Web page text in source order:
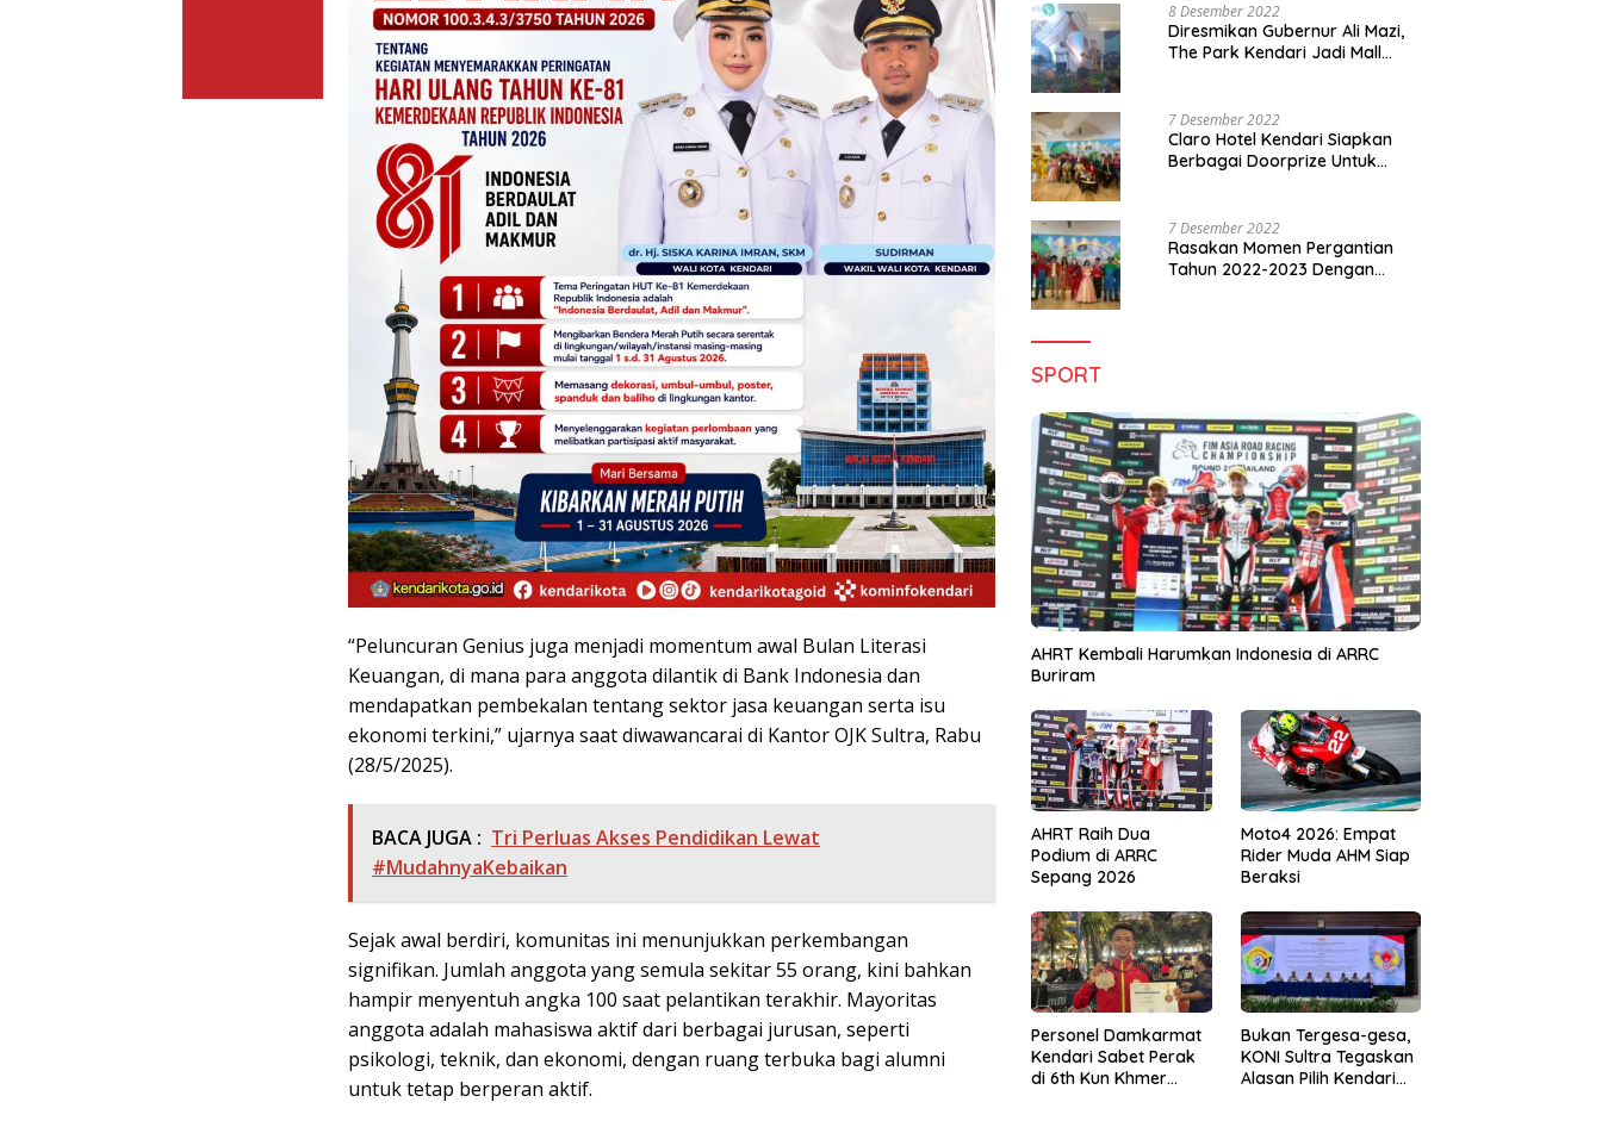
“Peluncuran Genius juga menjadi momentum awal Bulan Literasi
Keuangan, di mana para anggota dilantik di Bank Indonesia dan
mendapatkan pembekalan tentang sektor jasa keuangan serta isu
ekonomi terkini,” ujarnya saat diwawancarai di Kantor OJK Sultra, Rabu
(28/5/2025).
BACA JUGA : Tri Perluas Akses Pendidikan Lewat
#MudahnyaKebaikan
Sejak awal berdiri, komunitas ini menunjukkan perkembangan
signifikan. Jumlah anggota yang semula sekitar 55 orang, kini bahkan
hampir menyentuh angka 100 saat pelantikan terakhir. Mayoritas
anggota adalah mahasiswa aktif dari berbagai jurusan, seperti
psikologi, teknik, dan ekonomi, dengan ruang terbuka bagi alumni
untuk tetap berperan aktif.
8 Desember 2022
Diresmikan Gubernur Ali Mazi,
The Park Kendari Jadi Mall
7 Desember 2022
Claro Hotel Kendari Siapkan
Berbagai Doorprize Untuk
7 Desember 2022
Rasakan Momen Pergantian
Tahun 2022-2023 Dengan
SPORT
AHRT Kembali Harumkan Indonesia di ARRC
Buriram
AHRT Raih Dua
Podium di ARRC
Sepang 2026
Moto4 2026: Empat
Rider Muda AHM Siap
Beraksi
Personel Damkarmat
Kendari Sabet Perak
di 6th Kun Khmer
Bukan Tergesa-gesa,
KONI Sultra Tegaskan
Alasan Pilih Kendari